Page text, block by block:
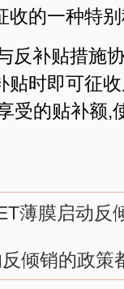
收的一种特
补贴措施协
贴时即可征
受的贴补额,
薄膜启动反
倾销的政策